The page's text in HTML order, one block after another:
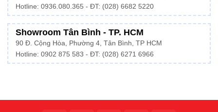
Hotline: 0936.080.365 - ĐT: (028) 6682 5220
Showroom Tân Bình - TP. HCM
90 Đ. Cộng Hòa, Phường 4, Tân Bình, TP HCM
Hotline: 0902 875 583 - ĐT: (028) 6271 6966